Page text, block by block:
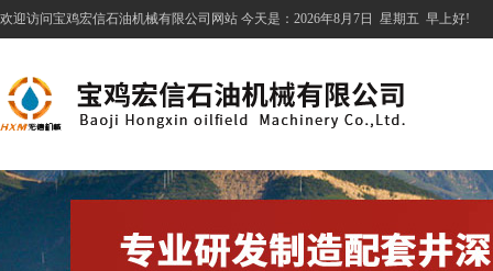
欢迎访问宝鸡宏信石油机械有限公司网站 今天是： 2026年8月7日 星期五 早上好!